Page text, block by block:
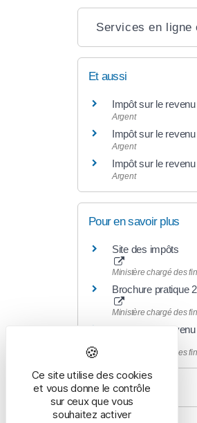
Services en ligne
Et aussi
Impôt sur le
Argent
Impôt sur le
Argent
Impôt sur le
Argent
Pour en savoir plus
Site des impôts
Ministère chargé des
Brochure pratique
Ministère chargé des
Impôt sur le
Ministère chargé des
Ce site utilise des cookies
et vous donne le contrôle
sur ceux que vous
souhaitez activer